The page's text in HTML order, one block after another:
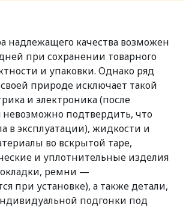
надлежащего качества возможен
при сохранении товарного
и упаковки. Однако ряд
природе исключает такой
и электроника (после
подтвердить, что
в эксплуатации), жидкости и
во вскрытой таре,
и уплотнительные изделия
ремни —
при установке), а также детали,
подгонки под